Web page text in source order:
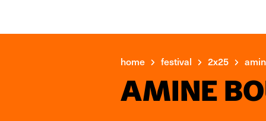
home festival 2x25
AMINE